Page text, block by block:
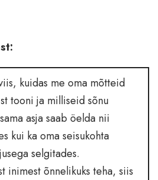
kuidas me oma mõtteid
tooni ja milliseid sõnu
asja saab öelda nii
kui ka oma seisukohta
selgitades.
inimest õnnelikuks teha, siis